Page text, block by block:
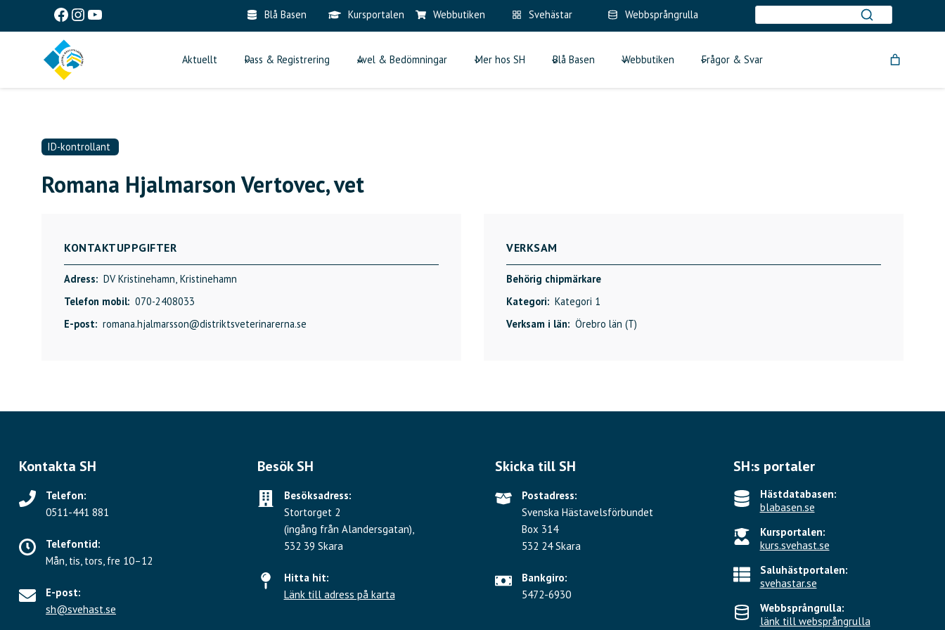
Facebook
Instagram
YouTube Blå Basen Kursportalen Webbutiken Svehästar Webbsprångrulla
Aktuellt Pass & Registrering Avel & Bedömningar Mer hos SH Blå Basen Webbutiken Frågor & Svar
ID-kontrollant
Romana Hjalmarson Vertovec, vet
KONTAKTUPPGIFTER
Adress: DV Kristinehamn, Kristinehamn
Telefon mobil: 070-2408033
E-post: romana.hjalmarsson@distriktsveterinarerna.se
VERKSAM
Behörig chipmärkare
Kategori: Kategori 1
Verksam i län: Örebro län (T)
Kontakta SH
Telefon:
0511-441 881
Telefontid:
Mån, tis, tors, fre 10–12
E-post:
sh@svehast.se
Besök SH
Besöksadress:
Stortorget 2
(ingång från Alandersgatan),
532 39 Skara
Hitta hit:
Länk till adress på karta
Skicka till SH
Postadress:
Svenska Hästavelsförbundet
Box 314
532 24 Skara
Bankgiro:
5472-6930
SH:s portaler
Hästdatabasen:
blabasen.se
Kursportalen:
kurs.svehast.se
Saluhästportalen:
svehastar.se
Webbsprångrulla:
länk till websprångrulla